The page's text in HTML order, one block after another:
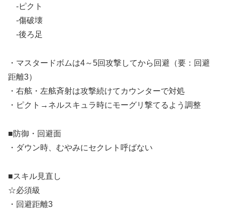
-ピクト
-傷破壊
-後ろ足
・マスタードボムは4～5回攻撃してから回避（要：回避
距離3）
・右舷・左舷斉射は攻撃続けてカウンターで対処
・ピクト→ネルスキュラ時にモーグリ撃てるよう調整
■防御・回避面
・ダウン時、むやみにセクレト呼ばない
■スキル見直し
☆必須級
・回避距離3